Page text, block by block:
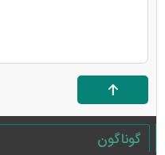
گوناگون